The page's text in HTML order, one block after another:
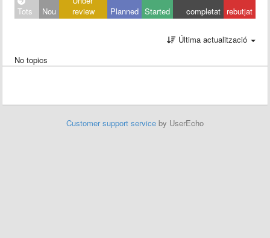
Tots Nou
review
Planned Started completat rebutjat
Última actualització
No topics
Customer support service by UserEcho